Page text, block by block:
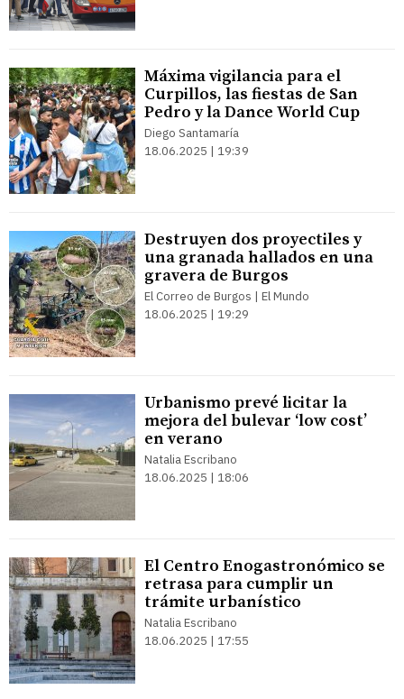
Máxima vigilancia para el
Curpillos, las fiestas de San
Pedro y la Dance World Cup
Diego Santamaría
18.06.2025 | 19:39
Destruyen dos proyectiles y
una granada hallados en una
gravera de Burgos
El Correo de Burgos | El Mundo
18.06.2025 | 19:29
Urbanismo prevé licitar la
mejora del bulevar ‘low cost’
en verano
Natalia Escribano
18.06.2025 | 18:06
El Centro Enogastronómico se
retrasa para cumplir un
trámite urbanístico
Natalia Escribano
18.06.2025 | 17:55